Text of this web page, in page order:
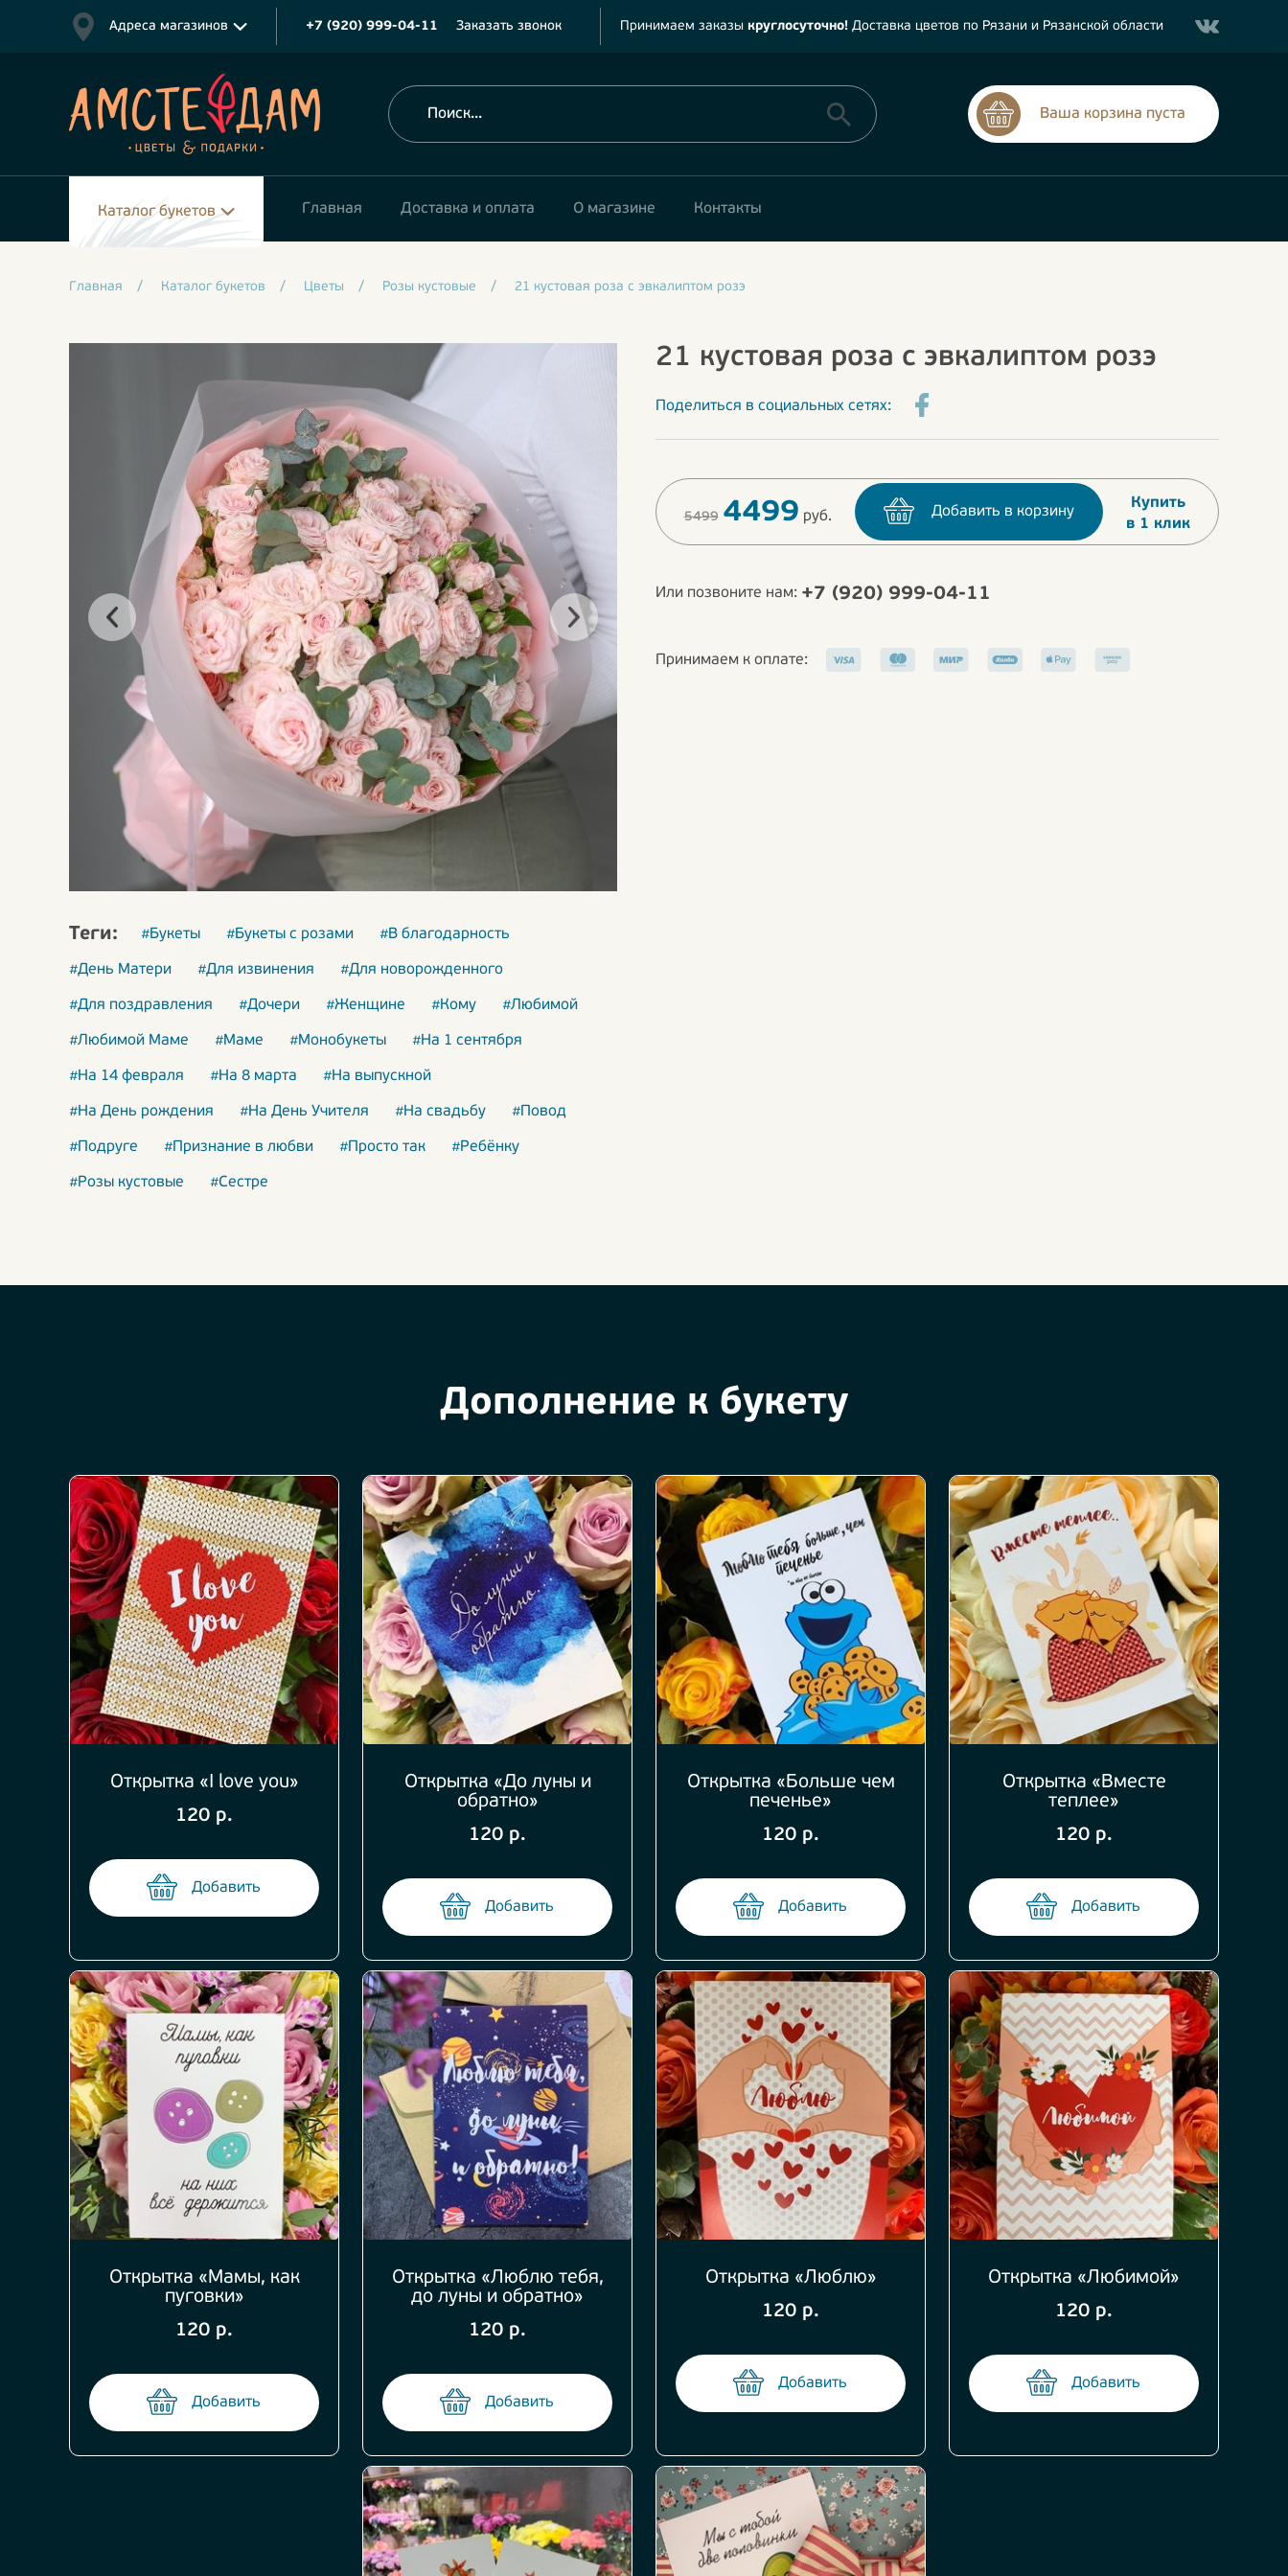
Адреса магазинов +7 (920) 999-04-11 Заказать звонок Принимаем заказы круглосуточно! Доставка цветов по Рязани и Рязанской области
Ваша корзина пуста
Каталог букетов Главная Доставка и оплата О магазине Контакты
Главная / Каталог букетов / Цветы / Розы кустовые / 21 кустовая роза с эвкалиптом розэ
Теги: #Букеты #Букеты с розами #В благодарность
#День Матери #Для извинения #Для новорожденного
#Для поздравления #Дочери #Женщине #Кому #Любимой
#Любимой Маме #Маме #Монобукеты #На 1 сентября
#На 14 февраля #На 8 марта #На выпускной
#На День рождения #На День Учителя #На свадьбу #Повод
#Подруге #Признание в любви #Просто так #Ребёнку
#Розы кустовые #Сестре
21 кустовая роза с эвкалиптом розэ
Поделиться в социальных сетях:
5499 4499 руб. Добавить в корзину
Купить
в 1 клик
Или позвоните нам: +7 (920) 999-04-11
Принимаем к оплате:
Дополнение к букету
Открытка «I love you»
120 р.
Добавить
Открытка «До луны и
обратно»
120 р.
Добавить
Открытка «Больше чем
печенье»
120 р.
Добавить
Открытка «Вместе
теплее»
120 р.
Добавить
Открытка «Мамы, как
пуговки»
120 р.
Добавить
Открытка «Люблю тебя,
до луны и обратно»
120 р.
Добавить
Открытка «Люблю»
120 р.
Добавить
Открытка «Любимой»
120 р.
Добавить